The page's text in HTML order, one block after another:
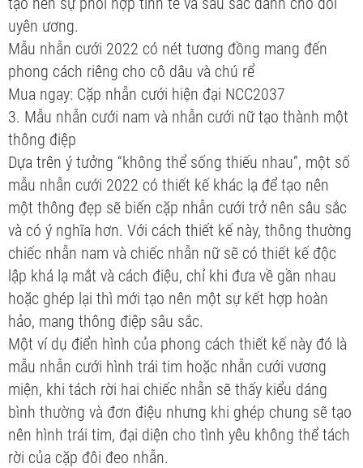
uyên ương.
Mẫu nhẫn cưới 2022 có nét tương đồng mang đến
phong cách riêng cho cô dâu và chú rể
Mua ngay: Cặp nhẫn cưới hiện đại NCC2037
3. Mẫu nhẫn cưới nam và nhẫn cưới nữ tạo thành một
thông điệp
Dựa trên ý tưởng “không thể sống thiếu nhau”, một số
mẫu nhẫn cưới 2022 có thiết kế khác lạ để tạo nên
một thông đẹp sẽ biến cặp nhẫn cưới trở nên sâu sắc
và có ý nghĩa hơn. Với cách thiết kế này, thông thường
chiếc nhẫn nam và chiếc nhẫn nữ sẽ có thiết kế độc
lập khá lạ mắt và cách điệu, chỉ khi đưa về gần nhau
hoặc ghép lại thì mới tạo nên một sự kết hợp hoàn
hảo, mang thông điệp sâu sắc.
Một ví dụ điển hình của phong cách thiết kế này đó là
mẫu nhẫn cưới hình trái tim hoặc nhẫn cưới vương
miện, khi tách rời hai chiếc nhẫn sẽ thấy kiểu dáng
bình thường và đơn điệu nhưng khi ghép chung sẽ tạo
nên hình trái tim, đại diện cho tình yêu không thể tách
rời của cặp đôi đeo nhẫn.